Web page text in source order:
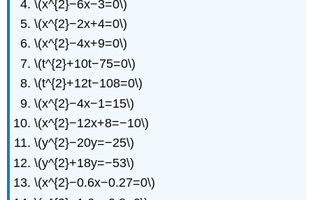
\(x^{2}−6x−3=0\)
\(x^{2}−2x+4=0\)
\(x^{2}−4x+9=0\)
\(t^{2}+10t−75=0\)
\(t^{2}+12t−108=0\)
\(x^{2}−4x−1=15\)
\(x^{2}−12x+8=−10\)
\(y^{2}−20y=−25\)
\(y^{2}+18y=−53\)
\(x^{2}−0.6x−0.27=0\)